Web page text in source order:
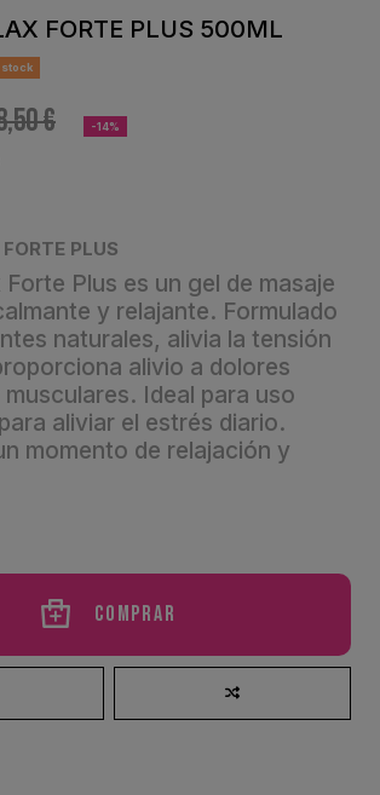
FORTE PLUS 500ML
stock
€ -14%
PLUS
Plus es un gel de masaje
y relajante. Formulado
naturales, alivia la tensión
alivio a dolores
Ideal para uso
aliviar el estrés diario.
momento de relajación y
Comprar